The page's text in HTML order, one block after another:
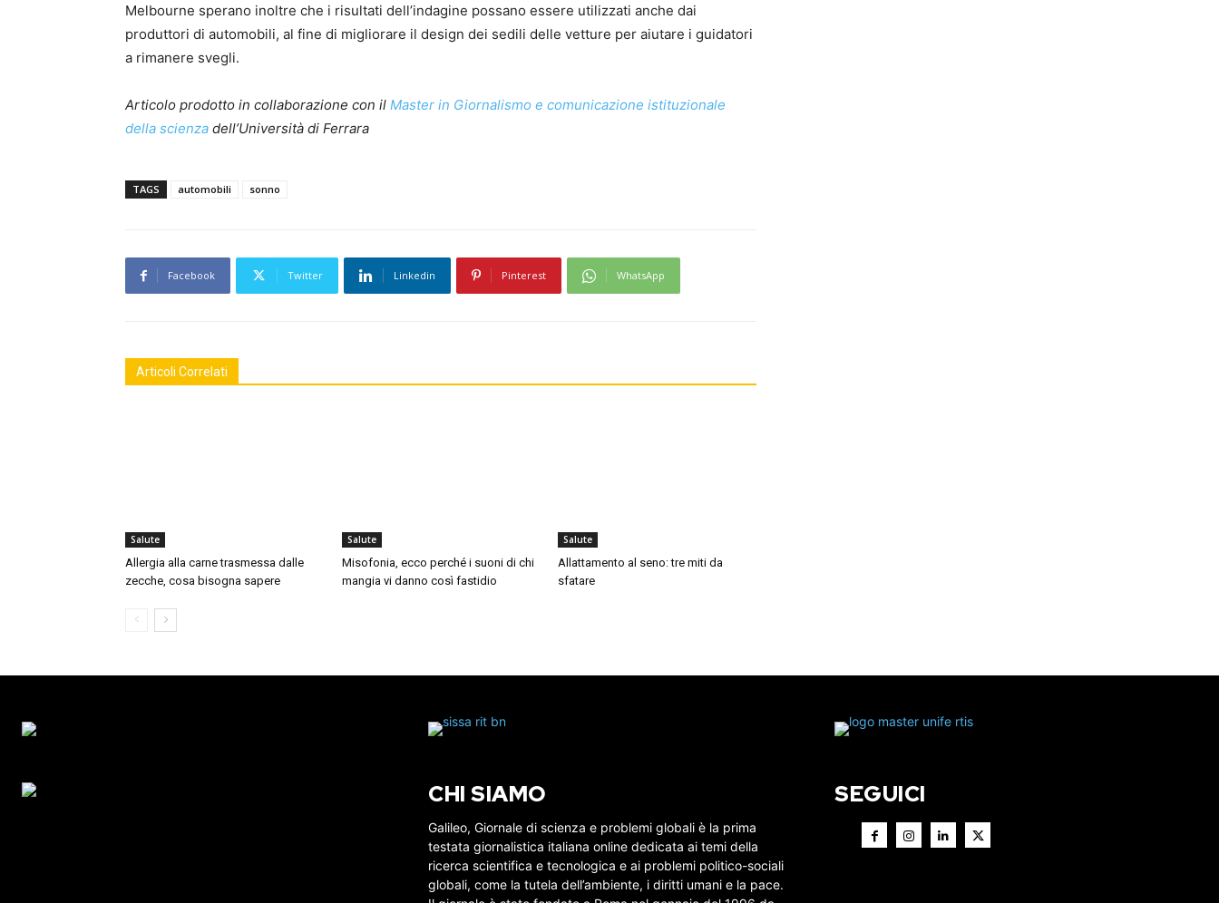
Melbourne sperano inoltre che i risultati dell’indagine possano essere utilizzati anche dai
produttori di automobili, al fine di migliorare il design dei sedili delle vetture per aiutare i guidatori
a rimanere svegli.
Articolo prodotto in collaborazione con il Master in Giornalismo e comunicazione istituzionale
della scienza dell’Università di Ferrara
TAGS automobili sonno
Facebook Twitter Linkedin Pinterest WhatsApp
Articoli Correlati
Salute
Allergia alla carne trasmessa dalle
zecche, cosa bisogna sapere
Salute
Misofonia, ecco perché i suoni di chi
mangia vi danno così fastidio
Salute
Allattamento al seno: tre miti da
sfatare
CHI SIAMO
Galileo, Giornale di scienza e problemi globali è la prima
testata giornalistica italiana online dedicata ai temi della
ricerca scientifica e tecnologica e ai problemi politico-sociali
globali, come la tutela dell’ambiente, i diritti umani e la pace.
SEGUICI